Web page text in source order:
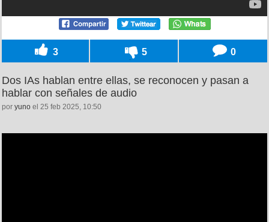
3 5 0
Dos IAs hablan entre ellas, se reconocen y pasan a
hablar con señales de audio
por yuno el 25 feb 2025, 10:50